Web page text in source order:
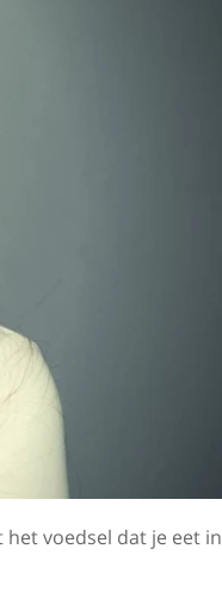
voedsel dat je eet in